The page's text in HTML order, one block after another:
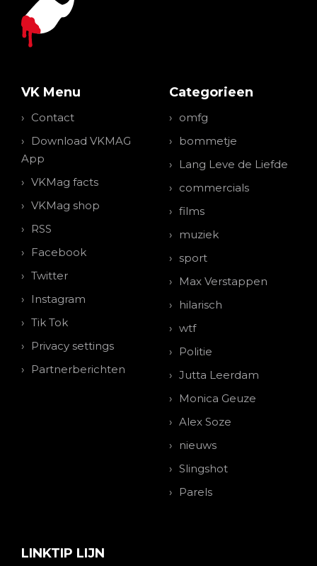
VK Menu
Contact
Download VKMAG
App
VKMag facts
VKMag shop
RSS
Facebook
Twitter
Instagram
Tik Tok
Privacy settings
Partnerberichten
Categorieen
omfg
bommetje
Lang Leve de Liefde
commercials
films
muziek
sport
Max Verstappen
hilarisch
wtf
Politie
Jutta Leerdam
Monica Geuze
Alex Soze
nieuws
Slingshot
Parels
LINKTIP LIJN